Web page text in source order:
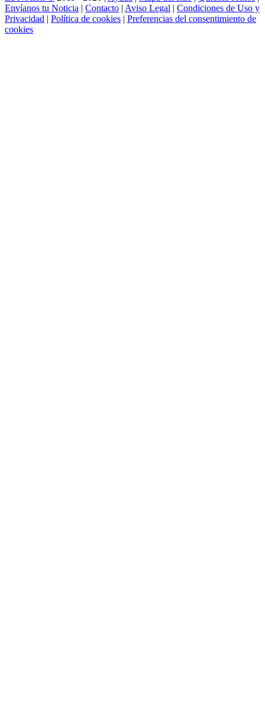
Envíanos tu Noticia | Contacto | Aviso Legal | Condiciones de Uso y
Privacidad | Política de cookies | Preferencias del consentimiento de
cookies